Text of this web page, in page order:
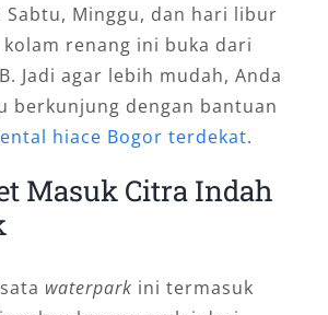
Sabtu, Minggu, dan hari libur
renang ini buka dari
Jadi agar lebih mudah, Anda
berkunjung dengan bantuan
hiace Bogor terdekat.
Masuk Citra Indah
waterpark ini termasuk